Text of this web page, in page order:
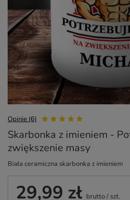
Opinie (6)
Skarbonka z imieniem -
zwiększenie masy
Biała ceramiczna skarbonka z imieniem
29,99 zł brutto/ szt.